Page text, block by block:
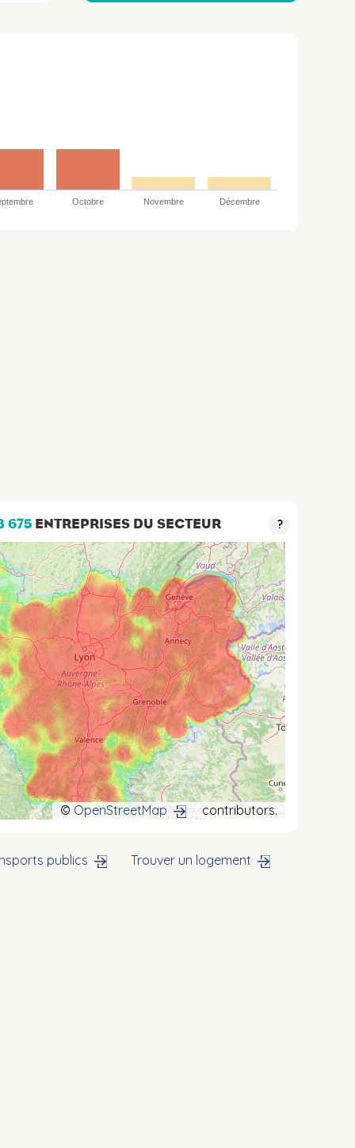
Octobre Novembre Décembre
675 ENTREPRISES DU SECTEUR ?
© OpenStreetMap contributors.
publics Trouver un logement